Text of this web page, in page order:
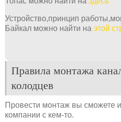
Устройство,принцип
Байкал можно найти на этой
Правила монтажа
колодцев
Провести монтаж вы сможете
компании с кем-то.